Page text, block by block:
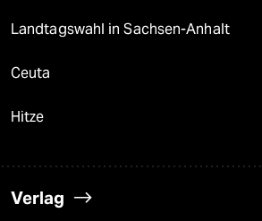
Landtagswahl in Sachsen-Anhalt
Ceuta
Hitze
Verlag